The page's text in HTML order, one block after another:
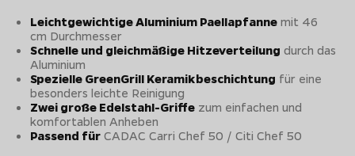
Leichtgewichtige Aluminium Paellapfanne mit 46
cm Durchmesser
Schnelle und gleichmäßige Hitzeverteilung durch das
Aluminium
Spezielle GreenGrill Keramikbeschichtung für eine
besonders leichte Reinigung
Zwei große Edelstahl-Griffe zum einfachen und
komfortablen Anheben
Passend für CADAC Carri Chef 50 / Citi Chef 50